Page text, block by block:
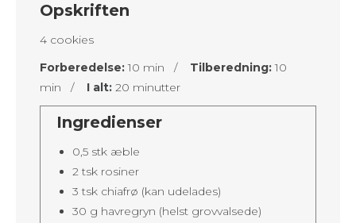
Opskriften
4 cookies
Forberedelse:10 min / Tilberedning:10
min / I alt: 20 minutter
Ingredienser
0,5 stk æble
2 tsk rosiner
3 tsk chiafrø (kan udelades)
30 g havregryn (helst grovvalsede)